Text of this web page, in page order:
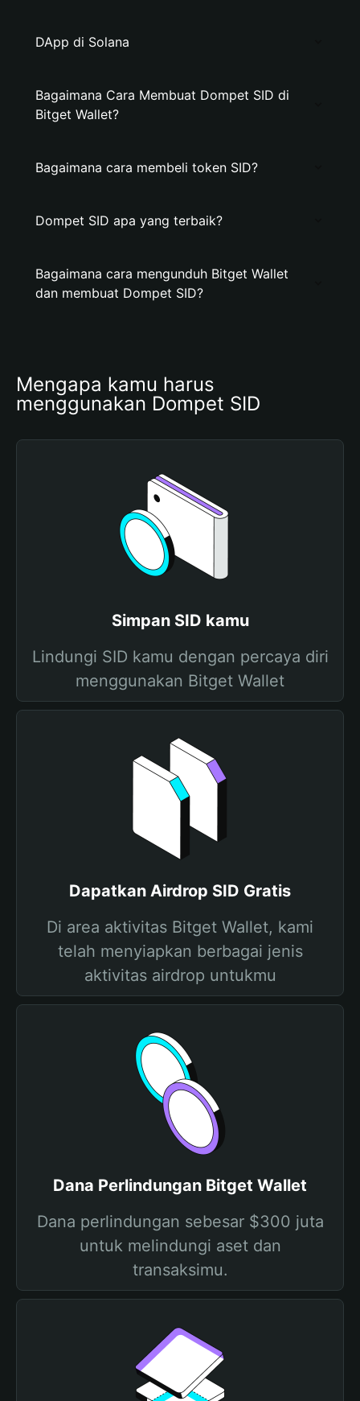
DApp di Solana
Bagaimana Cara Membuat Dompet SID di
Bitget Wallet?
Bagaimana cara membeli token SID?
Dompet SID apa yang terbaik?
Bagaimana cara mengunduh Bitget Wallet
dan membuat Dompet SID?
Mengapa kamu harus
menggunakan Dompet SID
Simpan SID kamu
Lindungi SID kamu dengan percaya diri
menggunakan Bitget Wallet
Dapatkan Airdrop SID Gratis
Di area aktivitas Bitget Wallet, kami
telah menyiapkan berbagai jenis
aktivitas airdrop untukmu
Dana Perlindungan Bitget Wallet
Dana perlindungan sebesar $300 juta
untuk melindungi aset dan
transaksimu.